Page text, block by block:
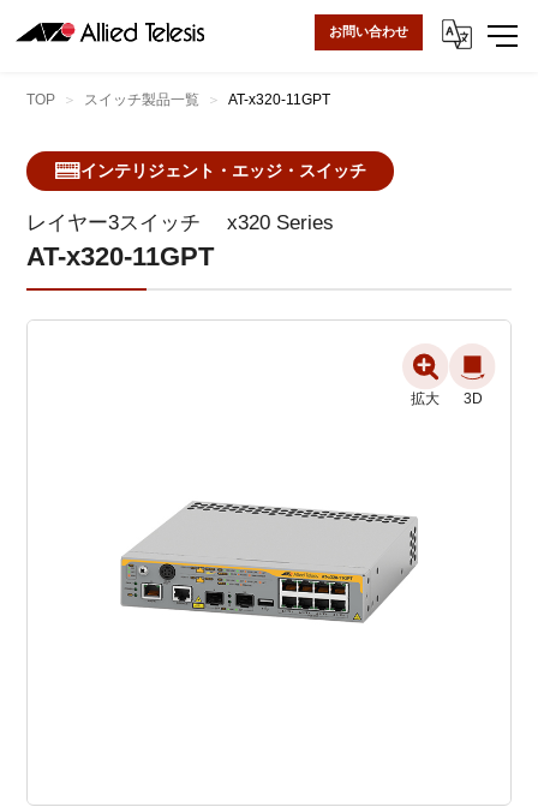
お問い合わせ
TOP スイッチ製品一覧 AT-x320-11GPT
レイヤー3スイッチ x320 Series
AT-x320-11GPT
インテリジェント・エッジ・スイッチ
拡大 3D
拡大 3D
拡大 3D